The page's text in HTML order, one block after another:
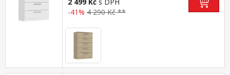
-41% 4 290 Kč **